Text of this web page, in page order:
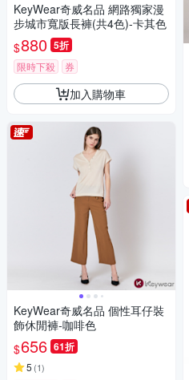
KeyWear奇威名品 網路獨家漫
步城市寬版長褲(共4色)-卡其色
$880 5折
限時下殺 券
加入購物車
KeyWear奇威名品 個性耳仔裝
飾休閒褲-咖啡色
$656 61折
5 (1)